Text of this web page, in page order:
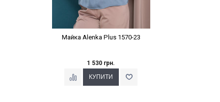
Майка Alenka Plus 1570-23
1 530 грн.